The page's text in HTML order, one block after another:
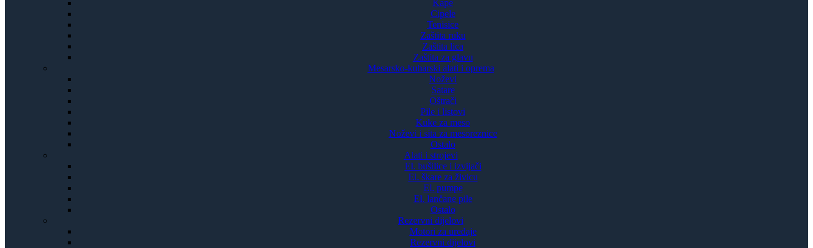
Kape
Cipele
Tenisice
Zaštita ruku
Zaštita lica
Zaštita za glavu
Mesarsko-kuharski alati i oprema
Noževi
Satare
Oštrači
Pile i listovi
Kuke za meso
Noževi i sita za mesoreznice
Ostalo
Alati i strojevi
El. bušilice i izvijači
El. škare za živicu
El. pumpe
El. lančane pile
Ostalo
Rezervni dijelovi
Motori za uređaje
Rezervni dijelovi